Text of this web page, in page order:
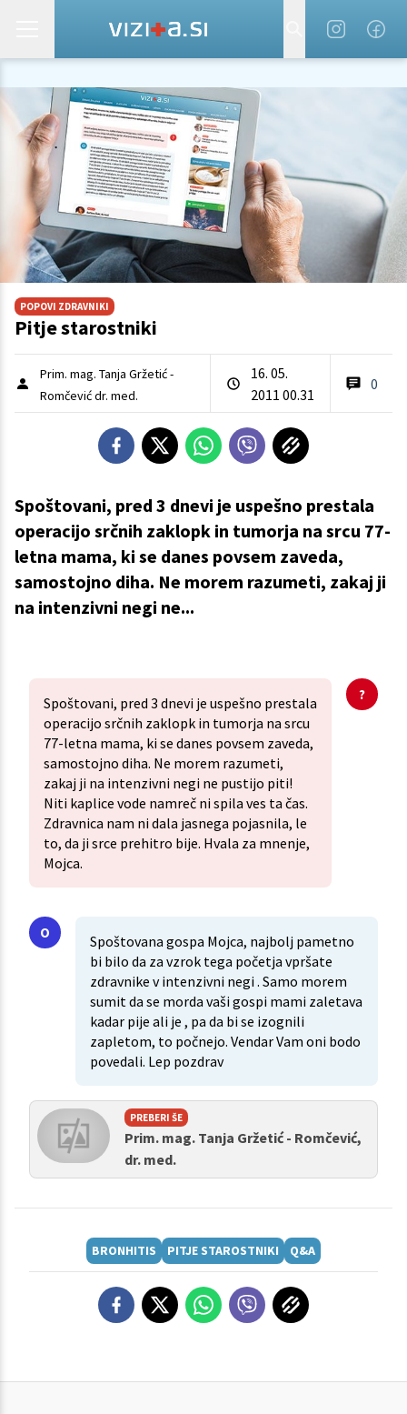
POPOVI ZDRAVNIKI
Pitje starostniki
Prim. mag. Tanja Gržetić -
Romčević dr. med.
16. 05.
2011 00.31
0
Spoštovani, pred 3 dnevi je uspešno prestala
operacijo srčnih zaklopk in tumorja na srcu 77-
letna mama, ki se danes povsem zaveda,
samostojno diha. Ne morem razumeti, zakaj ji
na intenzivni negi ne...
Spoštovani, pred 3 dnevi je uspešno prestala
operacijo srčnih zaklopk in tumorja na srcu
77-letna mama, ki se danes povsem zaveda,
samostojno diha. Ne morem razumeti,
zakaj ji na intenzivni negi ne pustijo piti!
Niti kaplice vode namreč ni spila ves ta čas.
Zdravnica nam ni dala jasnega pojasnila, le
to, da ji srce prehitro bije. Hvala za mnenje,
Mojca.
Spoštovana gospa Mojca, najbolj pametno
bi bilo da za vzrok tega početja vpršate
zdravnike v intenzivni negi . Samo morem
sumit da se morda vaši gospi mami zaletava
kadar pije ali je , pa da bi se izognili
zapletom, to počnejo. Vendar Vam oni bodo
povedali. Lep pozdrav
PREBERI ŠE
Prim. mag. Tanja Gržetić - Romčević,
dr. med.
BRONHITIS PITJE STAROSTNIKI Q&A